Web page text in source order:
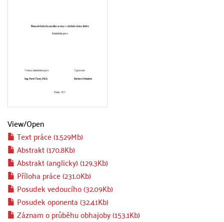
View/Open
Text práce (1.529Mb)
Abstrakt (170.8Kb)
Abstrakt (anglicky) (129.3Kb)
Příloha práce (231.0Kb)
Posudek vedoucího (32.09Kb)
Posudek oponenta (32.41Kb)
Záznam o průběhu obhajoby (153.1Kb)